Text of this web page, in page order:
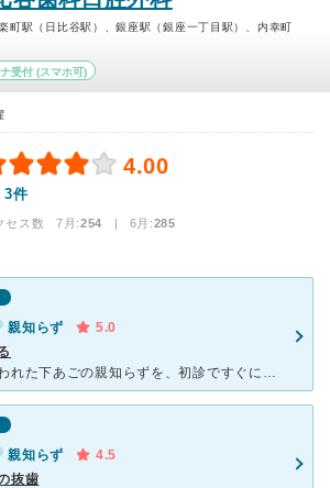
町駅（日比谷駅）、銀座駅（銀座一丁目駅）、内幸町
受付(スマホ可)
4.00
3件
セス数 7月:254 | 6月:285
親知らず
5.0
町医者では無理と言われた下あごの親知らずを、初診ですぐに抜いてくれました。 予約はネットからで、すぐに電話がかかってきて最終確認。当日は簡単な問診をiPadで入力しました。レントゲンとCTの後、
親知らず
4.5
抜歯